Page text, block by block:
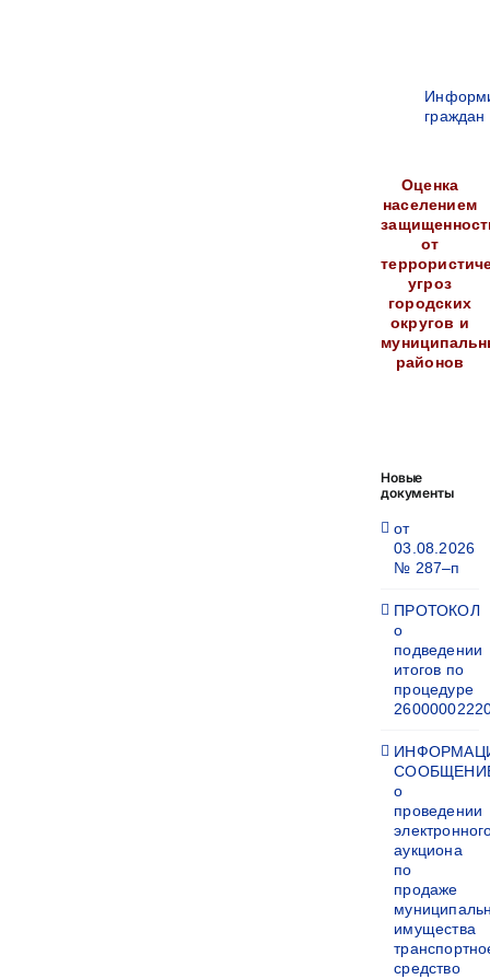
граждан
Оценка
населением
от
угроз
городских
округов и
районов
Новые
документы
от
03.08.2026
№ 287–п
ПРОТОКОЛ
о
подведении
итогов по
процедуре
о
проведении
аукциона
по
продаже
имущества
средство